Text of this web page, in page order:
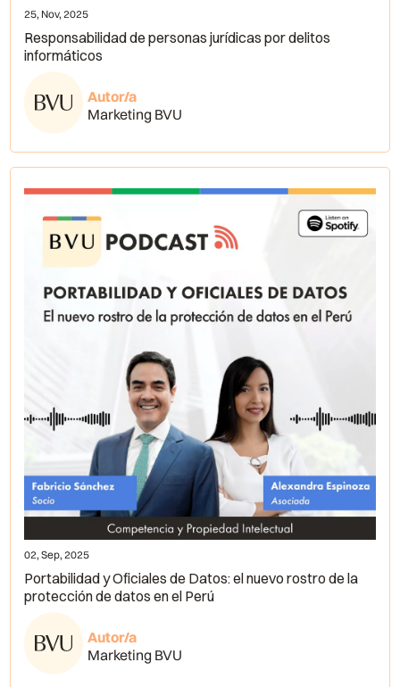
25, Nov, 2025
Responsabilidad de personas jurídicas por delitos
informáticos
Autor/a
Marketing BVU
02, Sep, 2025
Portabilidad y Oficiales de Datos: el nuevo rostro de la
protección de datos en el Perú
Autor/a
Marketing BVU